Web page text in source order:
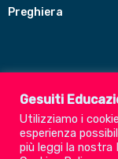
Preghiera
Menù
del
footer
Compagnia di Gesù
Gesuiti
Utilizziamo i
esperienza
più leggi la nostra